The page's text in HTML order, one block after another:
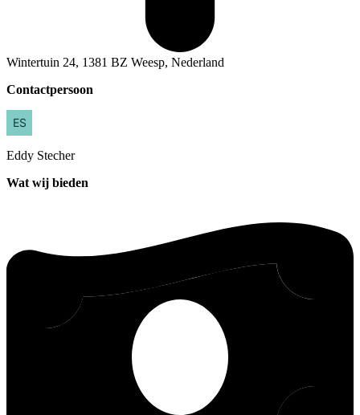
Wintertuin 24, 1381 BZ Weesp, Nederland
Contactpersoon
Eddy Stecher
Wat wij bieden